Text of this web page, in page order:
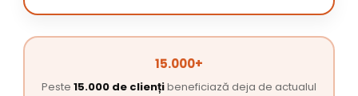
15.000+
Peste 15.000 de cliențibeneficiază deja de actualul